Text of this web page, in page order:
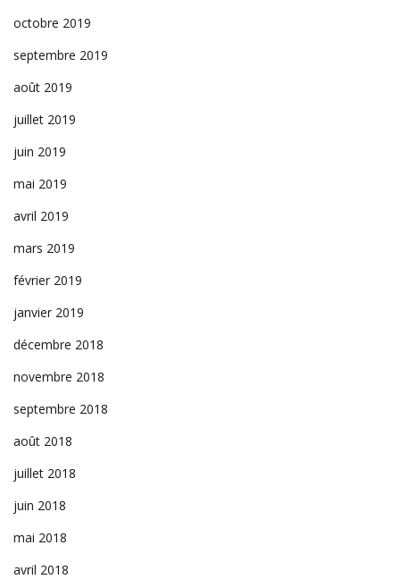
octobre 2019
septembre 2019
août 2019
juillet 2019
juin 2019
mai 2019
avril 2019
mars 2019
février 2019
janvier 2019
décembre 2018
novembre 2018
septembre 2018
août 2018
juillet 2018
juin 2018
mai 2018
avril 2018